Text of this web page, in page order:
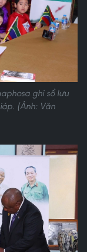
ghi sổ lưu
(Ảnh: Văn